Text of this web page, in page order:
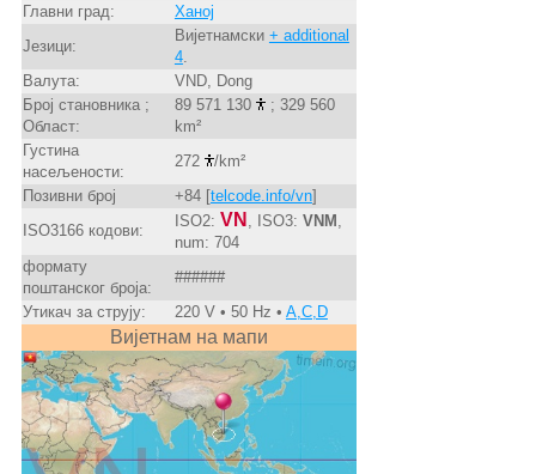
Главни град:
Ханој
Језици:
Вијетнамски + additional
4.
Валута:
VND, Dong
Број становника ;
Област:
89 571 130
; 329 560
km²
Густина
насељености:
272
/km²
Позивни број
+84 [telcode.info/vn]
ISO3166 кодови:
ISO2: VN , ISO3: VNM
num: 704
формату
поштанског броја:
######
Утикач за струју:
220 V • 50 Hz • A,C,D
Вијетнам на мапи